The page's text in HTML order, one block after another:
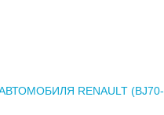
RENAULT (BJ70-